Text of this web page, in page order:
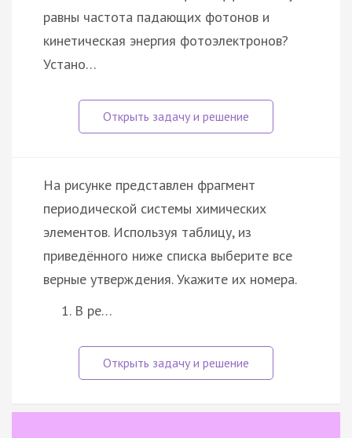
равны частота падающих фотонов и
кинетическая энергия фотоэлектронов?
Устано…
На рисунке представлен фрагмент
периодической системы химических
элементов. Используя таблицу, из
приведённого ниже списка выберите все
верные утверждения. Укажите их номера.
В ре…